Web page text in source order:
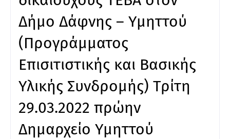
Δήμο Δάφνης – Υμηττού
(Προγράμματος
Επισιτιστικής και Βασικής
Υλικής Συνδρομής) Τρίτη
29.03.2022 πρώην
Δημαρχείο Υμηττού